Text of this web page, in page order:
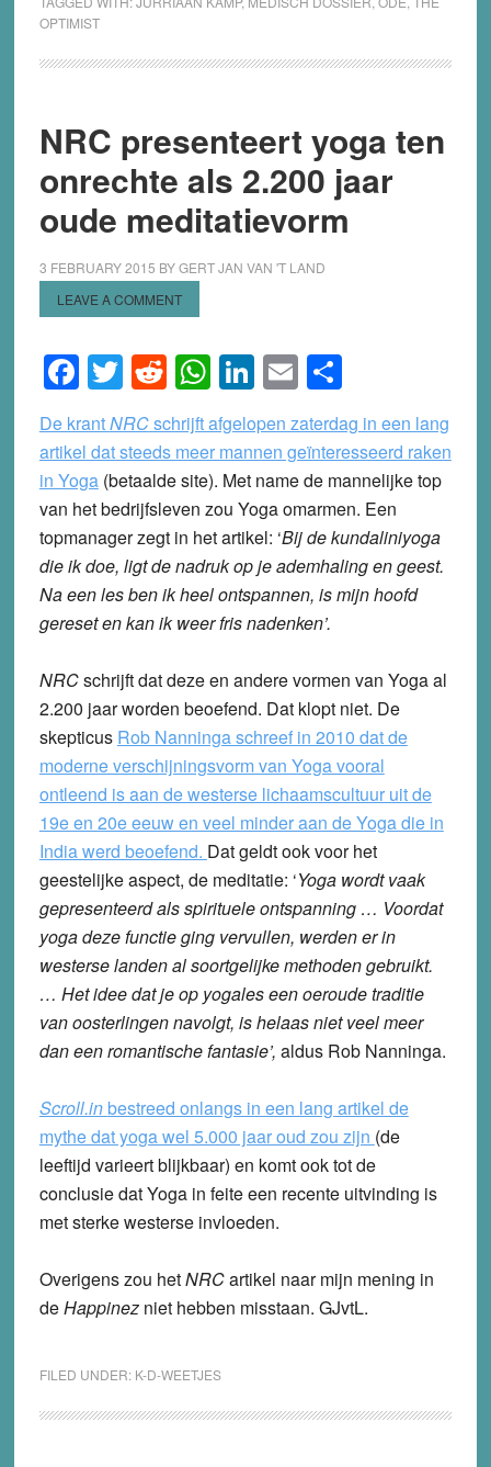
OPTIMIST
NRC presenteert yoga ten
onrechte als 2.200 jaar
oude meditatievorm
3 FEBRUARY 2015 BYGERT JAN VAN 'T LAND
LEAVE A COMMENT
Facebook
Twitter
Reddit
WhatsApp
LinkedIn
EmailShare
De krantNRCschrijft afgelopen zaterdag in een lang
artikel dat steeds meer mannen geïnteresseerd raken
in Yoga(betaalde site). Met name de mannelijke top
van het bedrijfsleven zou Yoga omarmen. Een
topmanager zegt in het artikel: ‘Bij de kundaliniyoga
die ik doe, ligt de nadruk op je ademhaling en geest.
Na een les ben ik heel ontspannen, is mijn hoofd
gereset en kan ik weer fris nadenken’.
NRCschrijft dat deze en andere vormen van Yoga al
2.200 jaar worden beoefend. Dat klopt niet. De
skepticus Rob Nanninga schreef in 2010 dat de
moderne verschijningsvorm van Yoga vooral
ontleend is aan de westerse lichaamscultuur uit de
19e en 20e eeuw en veel minder aan de Yoga die in
India werd beoefend. Dat geldt ook voor het
geestelijke aspect, de meditatie: ‘Yoga wordt vaak
gepresenteerd als spirituele ontspanning … Voordat
yoga deze functie ging vervullen, werden er in
westerse landen al soortgelijke methoden gebruikt.
… Het idee dat je op yogales een oeroude traditie
van oosterlingen navolgt, is helaas niet veel meer
dan een romantische fantasie’, aldus Rob Nanninga.
Scroll.in bestreed onlangs in een lang artikel de
mythe dat yoga wel 5.000 jaar oud zou zijn (de
leeftijd varieert blijkbaar) en komt ook tot de
conclusie dat Yoga in feite een recente uitvinding is
met sterke westerse invloeden.
Overigens zou hetNRCartikel naar mijn mening in
deHappinez niet hebben misstaan. GJvtL.
FILED UNDER: K-D-WEETJES